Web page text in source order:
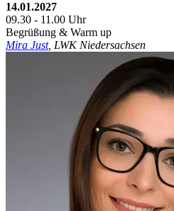
14.01.2027
09.30 - 11.00 Uhr
Begrüßung & Warm up
Mira Just, LWK Niedersachsen